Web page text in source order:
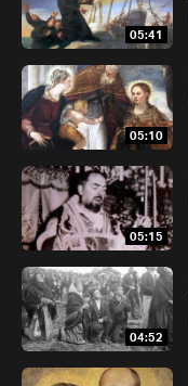
05:41
05:10
05:15
04:52